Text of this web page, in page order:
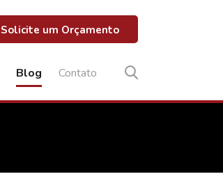
Solicite um Orçamento
Blog Contato